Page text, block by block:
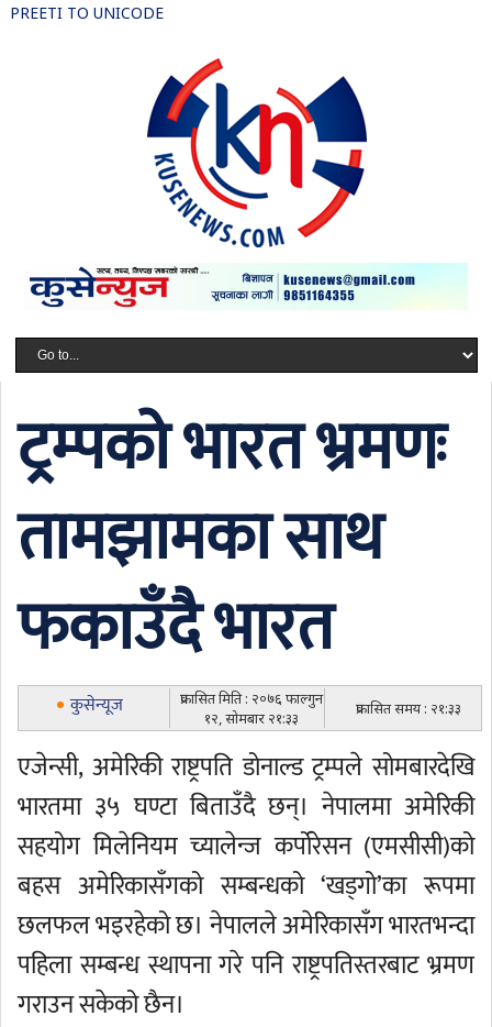
PREETI TO UNICODE
ट्रम्पको भारत भ्रमणः
तामझामका साथ
फकाउँदै भारत
कुसेन्यूज
प्रकासित मिति : २०७६ फाल्गुन
१२, सोमबार २१:३३
प्रकासित समय : २१:३३
एजेन्सी, अमेरिकी राष्ट्रपति डोनाल्ड ट्रम्पले सोमबारदेखि
भारतमा ३५ घण्टा बिताउँदै छन्। नेपालमा अमेरिकी
सहयोग मिलेनियम च्यालेन्ज कर्पोरेसन (एमसीसी)को
बहस अमेरिकासँगको सम्बन्धको ‘खड्गो’का रूपमा
छलफल भइरहेको छ। नेपालले अमेरिकासँग भारतभन्दा
पहिला सम्बन्ध स्थापना गरे पनि राष्ट्रपतिस्तरबाट भ्रमण
गराउन सकेको छैन।